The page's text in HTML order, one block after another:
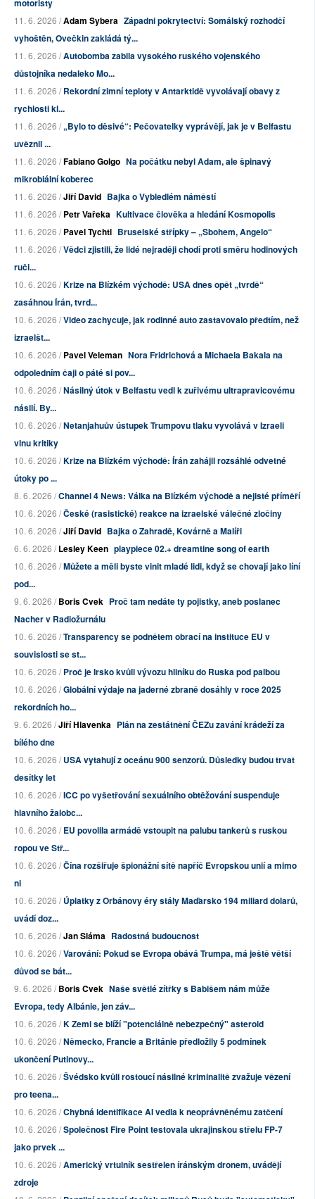
motoristy
11. 6. 2026 /Adam Sybera Západni pokrytectví: Somálský rozhodčí
vyhoštěn, Ovečkin zakládá tý...
11. 6. 2026 /Autobomba zabila vysokého ruského vojenského
důstojníka nedaleko Mo...
11. 6. 2026 /Rekordní zimní teploty v Antarktidě vyvolávají obavy z
rychlosti kl...
11. 6. 2026 /„Bylo to děsivé“: Pečovatelky vyprávějí, jak je v Belfastu
uvěznil ...
11. 6. 2026 /Fabiano Golgo Na počátku nebyl Adam, ale špinavý
mikrobiální koberec
11. 6. 2026 /Jiří David Bajka o Vybledlém náměstí
11. 6. 2026 /Petr Vařeka Kultivace člověka a hledání Kosmopolis
11. 6. 2026 /Pavel Tychtl Bruselské střípky – „Sbohem, Angelo“
11. 6. 2026 /Vědci zjistili, že lidé nejraději chodí proti směru hodinových
ruči...
10. 6. 2026 /Krize na Blízkém východě: USA dnes opět „tvrdě“
zasáhnou Írán, tvrd...
10. 6. 2026 /Video zachycuje, jak rodinné auto zastavovalo předtím, než
izraelšt...
10. 6. 2026 /Pavel Veleman Nora Fridrichová a Michaela Bakala na
odpoledním čaji o páté si pov...
10. 6. 2026 /Násilný útok v Belfastu vedl k zuřivému ultrapravicovému
násilí. By...
10. 6. 2026 /Netanjahuův ústupek Trumpovu tlaku vyvolává v Izraeli
vlnu kritiky
10. 6. 2026 /Krize na Blízkém východě: Írán zahájil rozsáhlé odvetné
útoky po ...
8. 6. 2026 /Channel 4 News: Válka na Blízkém východě a nejisté příměří
10. 6. 2026 /České (rasistické) reakce na izraelské válečné zločiny
10. 6. 2026 /Jiří David Bajka o Zahradě, Kovárně a Malíři
6. 6. 2026 /Lesley Keen playpiece 02.+ dreamtine song of earth
10. 6. 2026 /Můžete a měli byste vinit mladé lidi, když se chovají jako líní
pod...
9. 6. 2026 /Boris Cvek Proč tam nedáte ty pojistky, aneb poslanec
Nacher v Radiožurnálu
10. 6. 2026 /Transparency se podnětem obrací na instituce EU v
souvislosti se st...
10. 6. 2026 /Proč je Irsko kvůli vývozu hliníku do Ruska pod palbou
10. 6. 2026 /Globální výdaje na jaderné zbraně dosáhly v roce 2025
rekordních ho...
9. 6. 2026 /Jiří Hlavenka Plán na zestátnění ČEZu zavání krádeží za
bílého dne
10. 6. 2026 /USA vytahují z oceánu 900 senzorů. Důsledky budou trvat
desítky let
10. 6. 2026 /ICC po vyšetřování sexuálního obtěžování suspenduje
hlavního žalobc...
10. 6. 2026 /EU povolila armádě vstoupit na palubu tankerů s ruskou
ropou ve Stř...
10. 6. 2026 /Čína rozšiřuje špionážní sítě napříč Evropskou unií a mimo
ni
10. 6. 2026 /Úplatky z Orbánovy éry stály Maďarsko 194 miliard dolarů,
uvádí doz...
10. 6. 2026 /Jan Sláma Radostná budoucnost
10. 6. 2026 /Varování: Pokud se Evropa obává Trumpa, má ještě větší
důvod se bát...
9. 6. 2026 /Boris Cvek Naše světlé zítřky s Babišem nám může
Evropa, tedy Albánie, jen záv...
10. 6. 2026 /K Zemi se blíží "potenciálně nebezpečný" asteroid
10. 6. 2026 /Německo, Francie a Británie předložily 5 podmínek
ukončení Putinovy...
10. 6. 2026 /Švédsko kvůli rostoucí násilné kriminalitě zvažuje vězení
pro teena...
10. 6. 2026 /Chybná identifikace AI vedla k neoprávněnému zatčení
10. 6. 2026 /Společnost Fire Point testovala ukrajinskou střelu FP-7
jako prvek ...
10. 6. 2026 /Americký vrtulník sestřelen íránským dronem, uvádějí
zdroje